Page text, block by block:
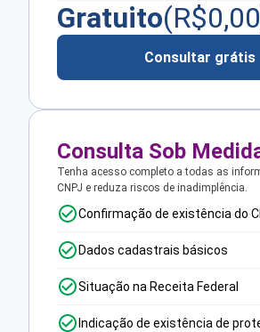
Gratuito(R$
Consultar grátis
Consulta Sob
Tenha acesso completo a todas as
CNPJ e reduza riscos de inadimplência.
Confirmação de existência do
Dados cadastrais básicos
Situação na Receita Federal
Indicação de existência de